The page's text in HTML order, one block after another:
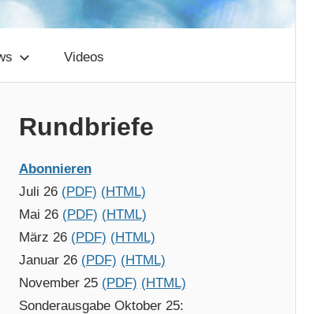
Videos
Rundbriefe
Abonnieren
Juli 26 (PDF) (HTML)
Mai 26 (PDF) (HTML)
März 26 (PDF) (HTML)
Januar 26 (PDF) (HTML)
November 25 (PDF) (HTML)
Sonderausgabe Oktober 25: